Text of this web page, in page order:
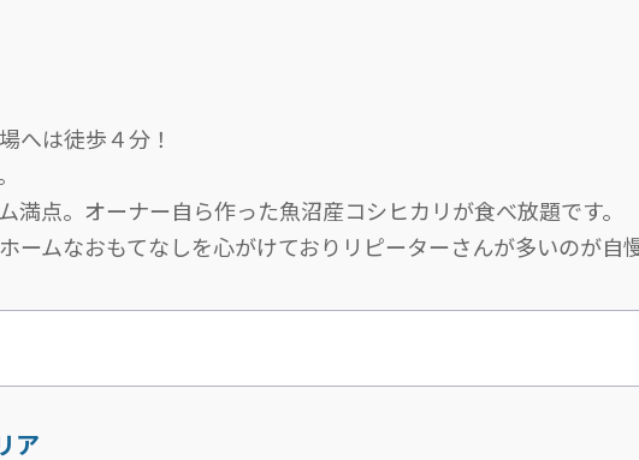
へは徒歩４分！
満点。オーナー自ら作った魚沼産コシヒカリが食べ放題です。
ームなおもてなしを心がけておりリピーターさんが多いのが自
ア